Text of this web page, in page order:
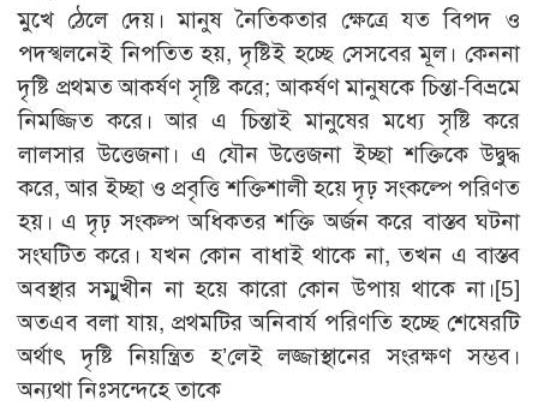
মুখে ঠেলে দেয়। মানুষ নৈতিকতার ক্ষেত্রে যত বিপদ ও
পদস্খলনেই নিপতিত হয়, দৃষ্টিই হচ্ছে সেসবের মূল। কেননা
দৃষ্টি প্রথমত আকর্ষণ সৃষ্টি করে; আকর্ষণ মানুষকে চিন্তা-বিভ্রমে
নিমজ্জিত করে। আর এ চিন্তাই মানুষের মধ্যে সৃষ্টি করে
লালসার উত্তেজনা। এ যৌন উত্তেজনা ইচ্ছা শক্তিকে উদ্বুদ্ধ
করে, আর ইচ্ছা ও প্রবৃত্তি শক্তিশালী হয়ে দৃঢ় সংকল্পে পরিণত
হয়। এ দৃঢ় সংকল্প অধিকতর শক্তি অর্জন করে বাস্তব ঘটনা
সংঘটিত করে। যখন কোন বাধাই থাকে না, তখন এ বাস্তব
অবস্থার সম্মুখীন না হয়ে কারো কোন উপায় থাকে না।[5]
অতএব বলা যায়, প্রথমটির অনিবার্য পরিণতি হচ্ছে শেষেরটি
অর্থাৎ দৃষ্টি নিয়ন্ত্রিত হ’লেই লজ্জাস্থানের সংরক্ষণ সম্ভব।
অন্যথা নিঃসন্দেহে তাকে